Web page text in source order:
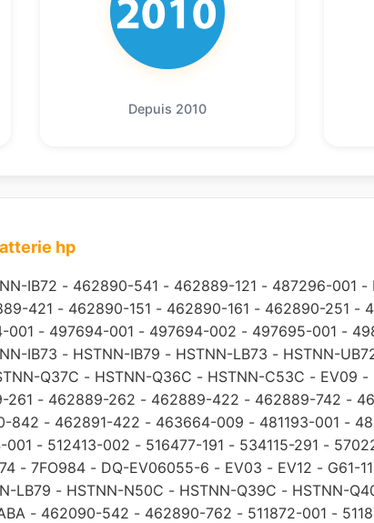
Depuis 2010
hp
IB72 - 462890-541 - 462889-121 - 487296-001 -
421 - 462890-151 - 462890-161 - 462890-251 -
001 - 497694-001 - 497694-002 - 497695-001 -
IB73 - HSTNN-IB79 - HSTNN-LB73 - HSTNN-
Q37C - HSTNN-Q36C - HSTNN-C53C - EV09 -
261 - 462889-262 - 462889-422 - 462889-742 -
842 - 462891-422 - 463664-009 - 481193-001 -
001 - 512413-002 - 516477-191 - 534115-291 -
- 7FO984 - DQ-EV06055-6 - EV03 - EV12 - G61-
LB79 - HSTNN-N50C - HSTNN-Q39C - HSTNN-
- 462090-542 - 462890-762 - 511872-001 -